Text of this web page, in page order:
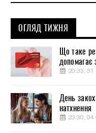
ОГЛЯД ТИЖНЯ
Що таке
допомагає
20:33, 31
День
натхнення
23:30, 04